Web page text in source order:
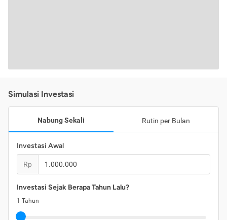
Simulasi Investasi
Nabung Sekali Rutin per Bulan
Investasi Awal
Rp
Investasi Sejak Berapa Tahun Lalu?
1 Tahun